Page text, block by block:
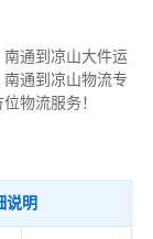
通到凉山大件运
通到凉山物流专
物流服务！
说明